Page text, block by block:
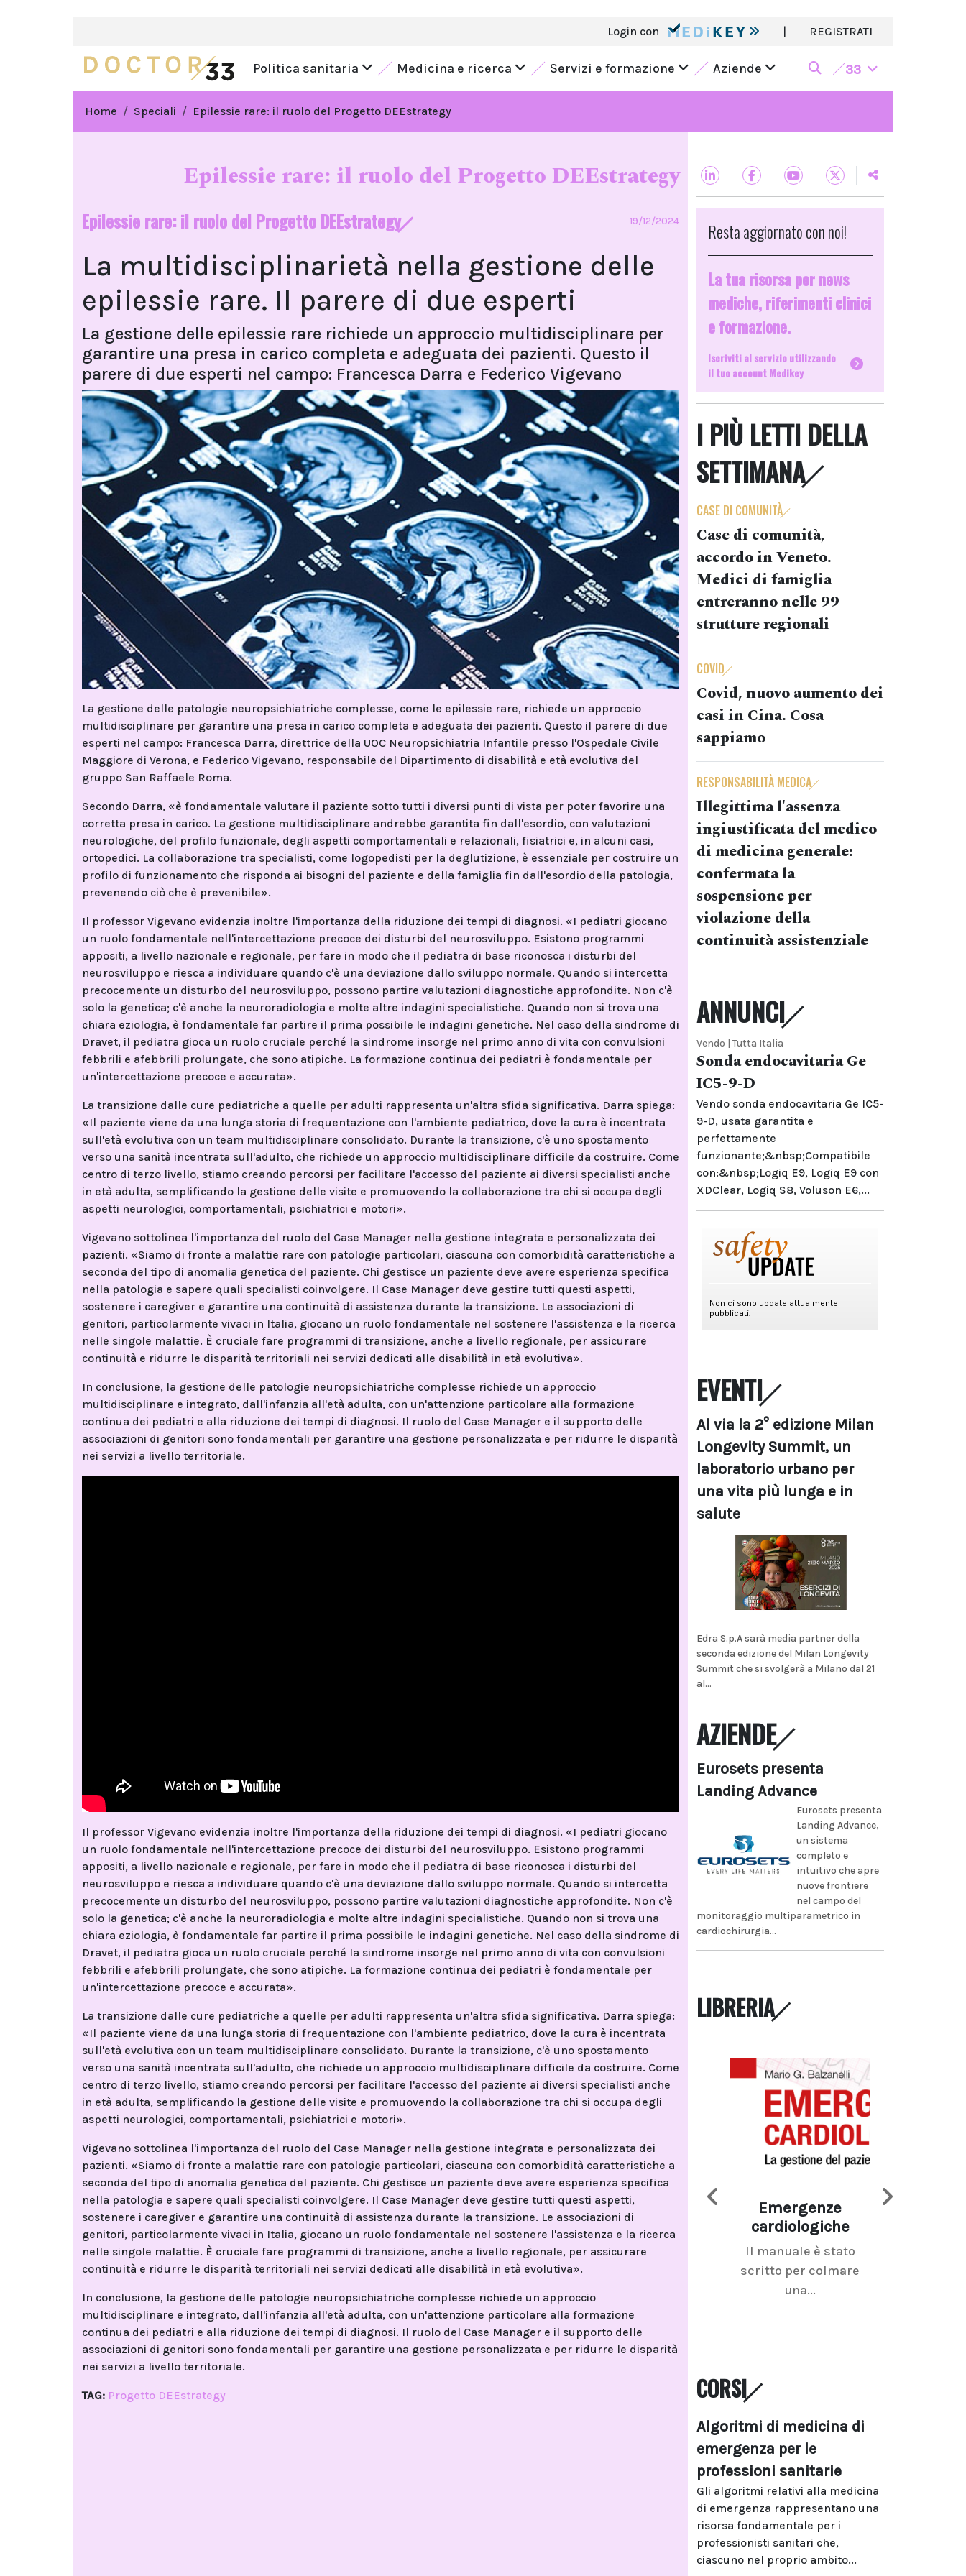
Login con | REGISTRATI
Politica sanitaria Medicina e ricerca Servizi e formazione Aziende 33
Home Speciali Epilessie rare: il ruolo del Progetto DEEstrategy
Epilessie rare: il ruolo del Progetto DEEstrategy
Epilessie rare: il ruolo del Progetto DEEstrategy 19/12/2024
La multidisciplinarietà nella gestione delle
epilessie rare. Il parere di due esperti
La gestione delle epilessie rare richiede un approccio multidisciplinare per
garantire una presa in carico completa e adeguata dei pazienti. Questo il
parere di due esperti nel campo: Francesca Darra e Federico Vigevano
La gestione delle patologie neuropsichiatriche complesse, come le epilessie rare, richiede un approccio
multidisciplinare per garantire una presa in carico completa e adeguata dei pazienti. Questo il parere di due
esperti nel campo: Francesca Darra, direttrice della UOC Neuropsichiatria Infantile presso l'Ospedale Civile
Maggiore di Verona, e Federico Vigevano, responsabile del Dipartimento di disabilità e età evolutiva del
gruppo San Raffaele Roma.
Secondo Darra, «è fondamentale valutare il paziente sotto tutti i diversi punti di vista per poter favorire una
corretta presa in carico. La gestione multidisciplinare andrebbe garantita fin dall'esordio, con valutazioni
neurologiche, del profilo funzionale, degli aspetti comportamentali e relazionali, fisiatrici e, in alcuni casi,
ortopedici. La collaborazione tra specialisti, come logopedisti per la deglutizione, è essenziale per costruire un
profilo di funzionamento che risponda ai bisogni del paziente e della famiglia fin dall'esordio della patologia,
prevenendo ciò che è prevenibile».
Il professor Vigevano evidenzia inoltre l'importanza della riduzione dei tempi di diagnosi. «I pediatri giocano
un ruolo fondamentale nell'intercettazione precoce dei disturbi del neurosviluppo. Esistono programmi
appositi, a livello nazionale e regionale, per fare in modo che il pediatra di base riconosca i disturbi del
neurosviluppo e riesca a individuare quando c'è una deviazione dallo sviluppo normale. Quando si intercetta
precocemente un disturbo del neurosviluppo, possono partire valutazioni diagnostiche approfondite. Non c'è
solo la genetica; c'è anche la neuroradiologia e molte altre indagini specialistiche. Quando non si trova una
chiara eziologia, è fondamentale far partire il prima possibile le indagini genetiche. Nel caso della sindrome di
Dravet, il pediatra gioca un ruolo cruciale perché la sindrome insorge nel primo anno di vita con convulsioni
febbrili e afebbrili prolungate, che sono atipiche. La formazione continua dei pediatri è fondamentale per
un'intercettazione precoce e accurata».
La transizione dalle cure pediatriche a quelle per adulti rappresenta un'altra sfida significativa. Darra spiega:
«Il paziente viene da una lunga storia di frequentazione con l'ambiente pediatrico, dove la cura è incentrata
sull'età evolutiva con un team multidisciplinare consolidato. Durante la transizione, c'è uno spostamento
verso una sanità incentrata sull'adulto, che richiede un approccio multidisciplinare difficile da costruire. Come
centro di terzo livello, stiamo creando percorsi per facilitare l'accesso del paziente ai diversi specialisti anche
in età adulta, semplificando la gestione delle visite e promuovendo la collaborazione tra chi si occupa degli
aspetti neurologici, comportamentali, psichiatrici e motori».
Vigevano sottolinea l'importanza del ruolo del Case Manager nella gestione integrata e personalizzata dei
pazienti. «Siamo di fronte a malattie rare con patologie particolari, ciascuna con comorbidità caratteristiche a
seconda del tipo di anomalia genetica del paziente. Chi gestisce un paziente deve avere esperienza specifica
nella patologia e sapere quali specialisti coinvolgere. Il Case Manager deve gestire tutti questi aspetti,
sostenere i caregiver e garantire una continuità di assistenza durante la transizione. Le associazioni di
genitori, particolarmente vivaci in Italia, giocano un ruolo fondamentale nel sostenere l'assistenza e la ricerca
nelle singole malattie. È cruciale fare programmi di transizione, anche a livello regionale, per assicurare
continuità e ridurre le disparità territoriali nei servizi dedicati alle disabilità in età evolutiva».
In conclusione, la gestione delle patologie neuropsichiatriche complesse richiede un approccio
multidisciplinare e integrato, dall'infanzia all'età adulta, con un'attenzione particolare alla formazione
continua dei pediatri e alla riduzione dei tempi di diagnosi. Il ruolo del Case Manager e il supporto delle
associazioni di genitori sono fondamentali per garantire una gestione personalizzata e per ridurre le disparità
nei servizi a livello territoriale.
Il professor Vigevano evidenzia inoltre l'importanza della riduzione dei tempi di diagnosi. «I pediatri giocano
un ruolo fondamentale nell'intercettazione precoce dei disturbi del neurosviluppo. Esistono programmi
appositi, a livello nazionale e regionale, per fare in modo che il pediatra di base riconosca i disturbi del
neurosviluppo e riesca a individuare quando c'è una deviazione dallo sviluppo normale. Quando si intercetta
precocemente un disturbo del neurosviluppo, possono partire valutazioni diagnostiche approfondite. Non c'è
solo la genetica; c'è anche la neuroradiologia e molte altre indagini specialistiche. Quando non si trova una
chiara eziologia, è fondamentale far partire il prima possibile le indagini genetiche. Nel caso della sindrome di
Dravet, il pediatra gioca un ruolo cruciale perché la sindrome insorge nel primo anno di vita con convulsioni
febbrili e afebbrili prolungate, che sono atipiche. La formazione continua dei pediatri è fondamentale per
un'intercettazione precoce e accurata».
La transizione dalle cure pediatriche a quelle per adulti rappresenta un'altra sfida significativa. Darra spiega:
«Il paziente viene da una lunga storia di frequentazione con l'ambiente pediatrico, dove la cura è incentrata
sull'età evolutiva con un team multidisciplinare consolidato. Durante la transizione, c'è uno spostamento
verso una sanità incentrata sull'adulto, che richiede un approccio multidisciplinare difficile da costruire. Come
centro di terzo livello, stiamo creando percorsi per facilitare l'accesso del paziente ai diversi specialisti anche
in età adulta, semplificando la gestione delle visite e promuovendo la collaborazione tra chi si occupa degli
aspetti neurologici, comportamentali, psichiatrici e motori».
Vigevano sottolinea l'importanza del ruolo del Case Manager nella gestione integrata e personalizzata dei
pazienti. «Siamo di fronte a malattie rare con patologie particolari, ciascuna con comorbidità caratteristiche a
seconda del tipo di anomalia genetica del paziente. Chi gestisce un paziente deve avere esperienza specifica
nella patologia e sapere quali specialisti coinvolgere. Il Case Manager deve gestire tutti questi aspetti,
sostenere i caregiver e garantire una continuità di assistenza durante la transizione. Le associazioni di
genitori, particolarmente vivaci in Italia, giocano un ruolo fondamentale nel sostenere l'assistenza e la ricerca
nelle singole malattie. È cruciale fare programmi di transizione, anche a livello regionale, per assicurare
continuità e ridurre le disparità territoriali nei servizi dedicati alle disabilità in età evolutiva».
In conclusione, la gestione delle patologie neuropsichiatriche complesse richiede un approccio
multidisciplinare e integrato, dall'infanzia all'età adulta, con un'attenzione particolare alla formazione
continua dei pediatri e alla riduzione dei tempi di diagnosi. Il ruolo del Case Manager e il supporto delle
associazioni di genitori sono fondamentali per garantire una gestione personalizzata e per ridurre le disparità
nei servizi a livello territoriale.
TAG: Progetto DEEstrategy
Resta aggiornato con noi!
La tua risorsa per news
mediche, riferimenti clinici
e formazione.
Iscriviti al servizio utilizzando
il tuo account Medikey
I PIÙ LETTI DELLA
SETTIMANA
CASE DI COMUNITÀ
Case di comunità,
accordo in Veneto.
Medici di famiglia
entreranno nelle 99
strutture regionali
COVID
Covid, nuovo aumento dei
casi in Cina. Cosa
sappiamo
RESPONSABILITÀ MEDICA
Illegittima l'assenza
ingiustificata del medico
di medicina generale:
confermata la
sospensione per
violazione della
continuità assistenziale
ANNUNCI
Vendo | Tutta Italia
Sonda endocavitaria Ge
IC5-9-D
Vendo sonda endocavitaria Ge IC5-
9-D, usata garantita e
perfettamente
funzionante;&nbsp;Compatibile
con:&nbsp;Logiq E9, Logiq E9 con
XDClear, Logiq S8, Voluson E6,...
EVENTI
Al via la 2° edizione Milan
Longevity Summit, un
laboratorio urbano per
una vita più lunga e in
salute
Edra S.p.A sarà media partner della
seconda edizione del Milan Longevity
Summit che si svolgerà a Milano dal 21
al...
AZIENDE
Eurosets presenta
Landing Advance
Eurosets presenta
Landing Advance,
un sistema
completo e
intuitivo che apre
nuove frontiere
nel campo del
monitoraggio multiparametrico in
cardiochirurgia...
LIBRERIA
Emergenze
cardiologiche
Il manuale è stato
scritto per colmare
una...
CORSI
Algoritmi di medicina di
emergenza per le
professioni sanitarie
Gli algoritmi relativi alla medicina
di emergenza rappresentano una
risorsa fondamentale per i
professionisti sanitari che,
ciascuno nel proprio ambito...